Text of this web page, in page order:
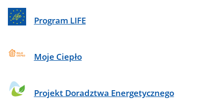
Program LIFE
Moje Ciepło
Projekt Doradztwa Energetycznego